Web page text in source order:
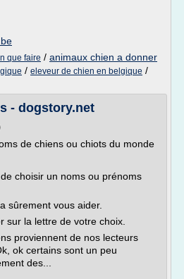
que faire / animaux chien a donner
/ eleveur de chien en belgique /
- dogstory.net
de chiens ou chiots du monde
choisir un noms ou prénoms
sûrement vous aider.
sur la lettre de votre choix.
proviennent de nos lecteurs
ok certains sont un peu
des...